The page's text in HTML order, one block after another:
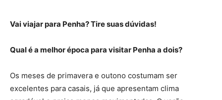
Vai viajar para Penha? Tire suas dúvidas!
Qual é a melhor época para visitar Penha a dois?
Os meses de primavera e outono costumam ser
excelentes para casais, já que apresentam clima